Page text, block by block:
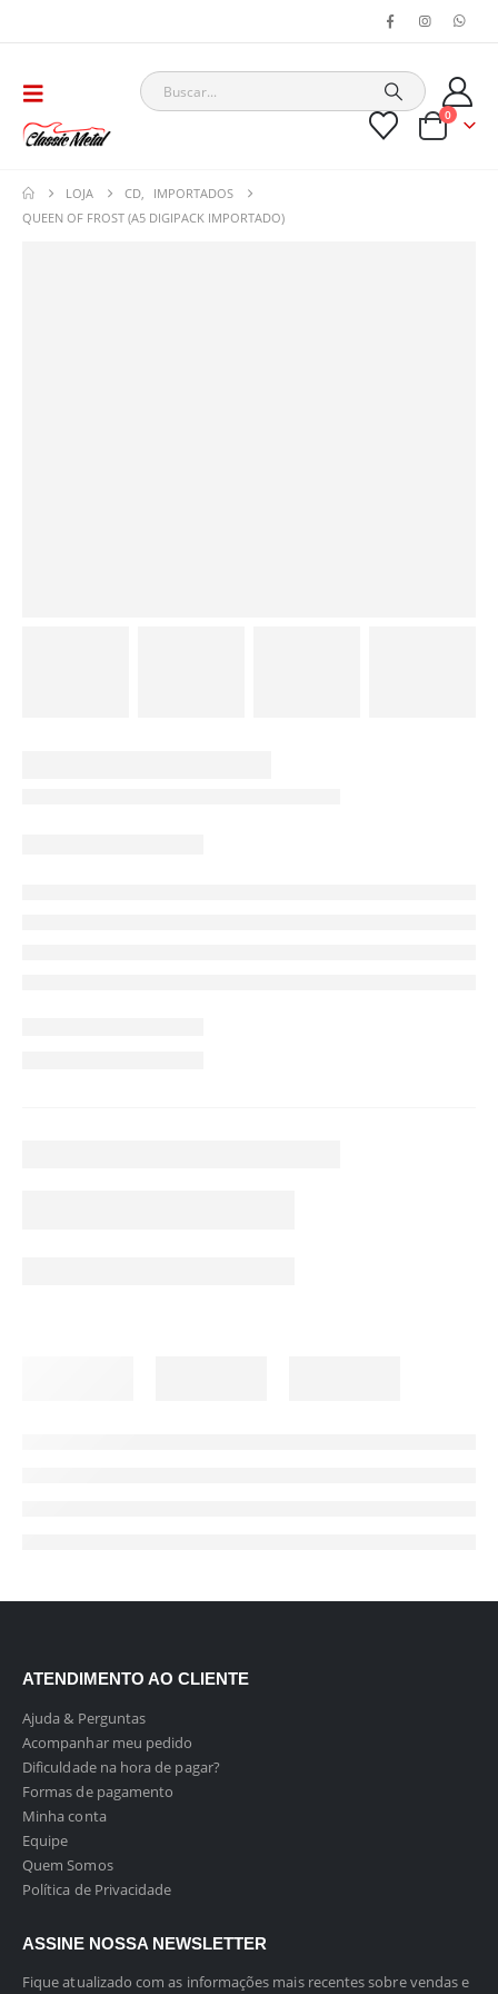
0
LOJA CD
IMPORTADOS
QUEEN OF FROST (A5 DIGIPACK IMPORTADO)
ATENDIMENTO AO CLIENTE
Ajuda & Perguntas
Acompanhar meu pedido
Dificuldade na hora de pagar?
Formas de pagamento
Minha conta
Equipe
Quem Somos
Política de Privacidade
ASSINE NOSSA NEWSLETTER
Fique atualizado com as informações mais recentes sobre vendas e